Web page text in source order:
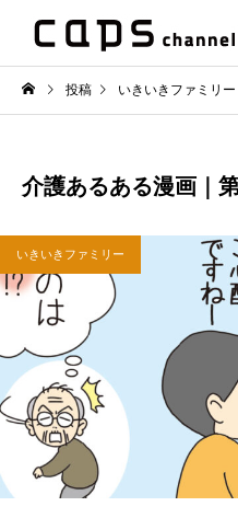
投稿 いきいきファミリー
介護あるある漫画｜
いきいきファミリー